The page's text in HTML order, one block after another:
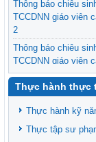
Thông báo chiêu
TCCDNN giáo viên
2
Thông báo chiêu
TCCDNN giáo viên
1
Thông báo chiêu
TCCDNN giảng viên
Thông báo chiêu
TCCDNN giáo viên
Thực hành thực
Thực hành kỹ
Thực tập sư